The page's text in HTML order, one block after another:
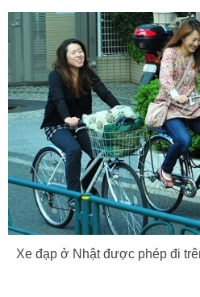
Xe đạp ở Nhật được phép đi